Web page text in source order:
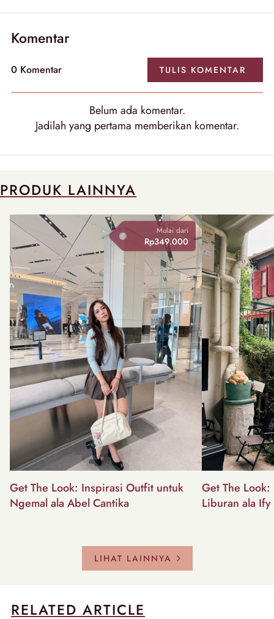
Komentar
0 Komentar TULIS KOMENTAR
Belum ada komentar.
Jadilah yang pertama memberikan komentar.
PRODUK LAINNYA
Mulai dari
Rp349.000
Get The Look: Inspirasi Outfit untuk
Ngemal ala Abel Cantika
Get The
Liburan ala Ify
LIHAT LAINNYA
RELATED ARTICLE